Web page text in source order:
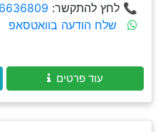
📞 לחץ להתקשר:
שלח הודעה בוואטסאפ
עוד פרטים